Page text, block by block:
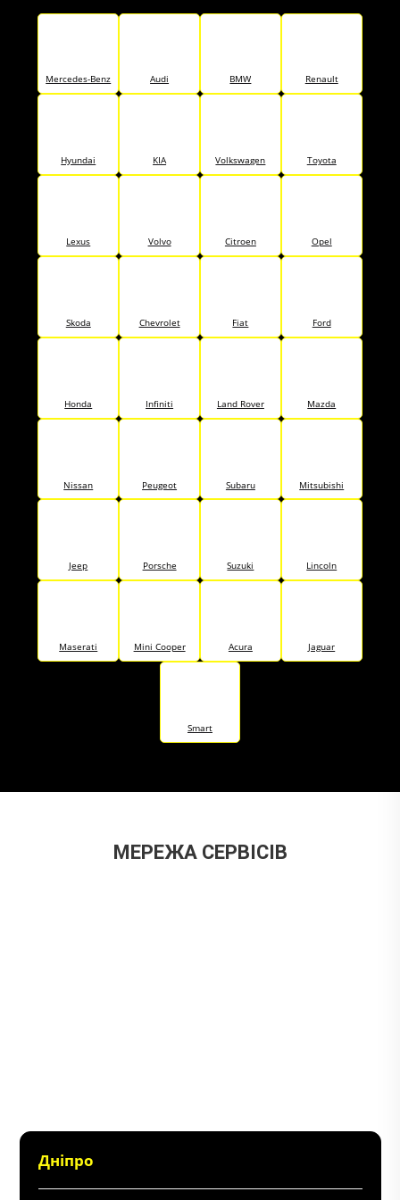
Mercedes-Benz Audi BMW Renault
Hyundai KIA Volkswagen Toyota
Lexus Volvo Citroen Opel
Skoda Chevrolet Fiat Ford
Honda Infiniti Land Rover Mazda
Nissan Peugeot Subaru Mitsubishi
Jeep Porsche Suzuki Lincoln
Maserati Mini Cooper Acura Jaguar
Smart
МЕРЕЖА СЕРВІСІВ
Дніпро